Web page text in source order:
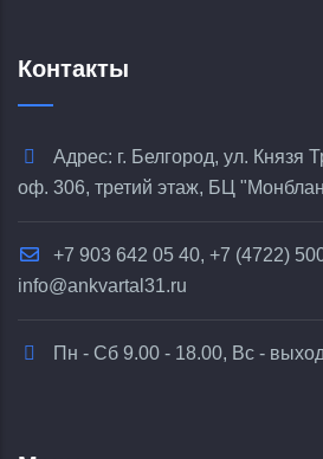
Контакты
Адрес: г. Белгород, ул. Князя
оф. 306, третий этаж, БЦ
+7 903 642 05 40, +7 (4722)
info@ankvartal31.ru
Пн - Сб 9.00 - 18.00, Вс -